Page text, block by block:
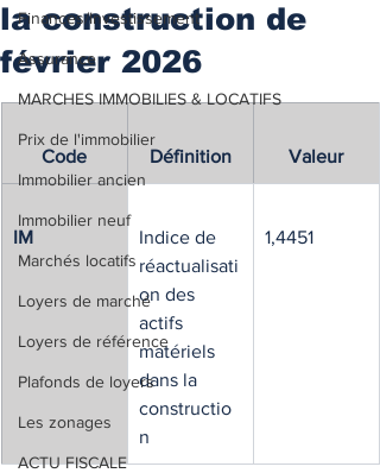
Finances/Investissement
Assurance
MARCHES IMMOBILIES & LOCATIFS
Prix de l'immobilier
Immobilier ancien
Immobilier neuf
Marchés locatifs
Loyers de marché
Loyers de référence
Plafonds de loyers
Les zonages
ACTU FISCALE
la construction de
février 2026
Code Définition Valeur
IM
Indice de
réactualisati
on des
actifs
matériels
dans la
constructio
n
1,4451